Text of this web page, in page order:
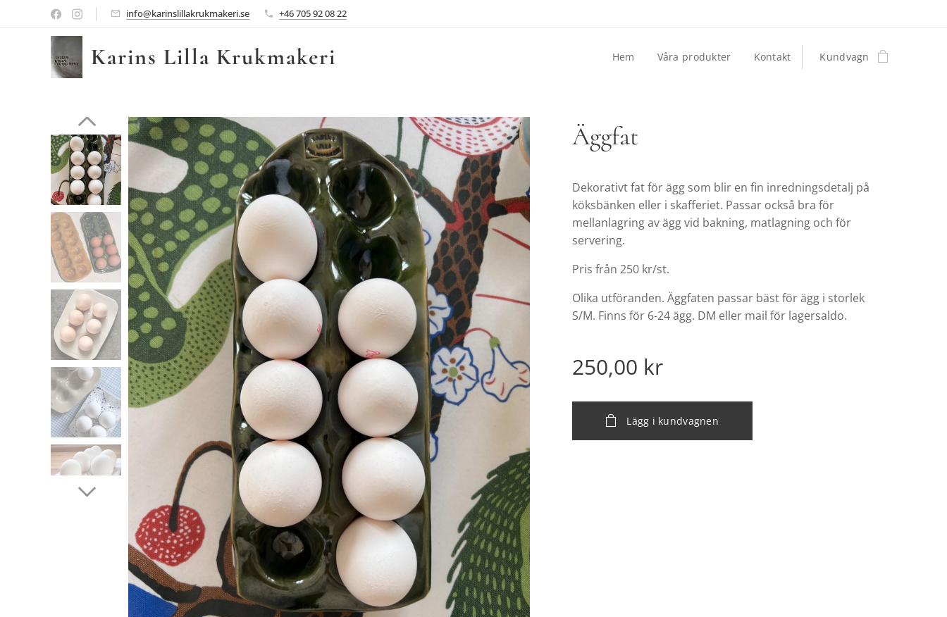
info@karinslillakrukmakeri.se +46 705 92 08 22
Karins Lilla Krukmakeri Hem Våra produkter Kontakt Kundvagn
Äggfat
Dekorativt fat för ägg som blir en fin inredningsdetalj på
köksbänken eller i skafferiet. Passar också bra för
mellanlagring av ägg vid bakning, matlagning och för
servering.
Pris från 250 kr/st.
Olika utföranden. Äggfaten passar bäst för ägg i storlek
S/M. Finns för 6-24 ägg. DM eller mail för lagersaldo.
250,00 kr
Lägg i kundvagnen